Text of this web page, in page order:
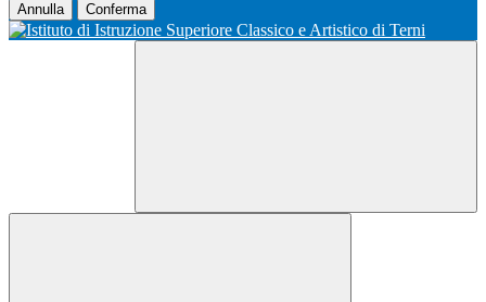
Annulla Conferma